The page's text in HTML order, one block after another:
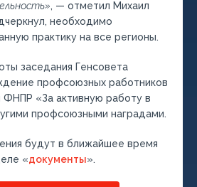
, — отметил Михаил
необходимо
практику на все регионы.
заседания Генсовета
профсоюзных работников
ФНПР «За активную работу в
профсоюзными наградами.
будут в ближайшее время
«документы».